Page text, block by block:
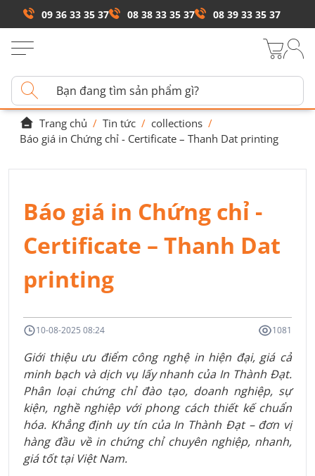
09 36 33 35 37 08 38 33 35 37 08 39 33 35 37
Trang chủ / Tin tức / collections /
Báo giá in Chứng chỉ - Certificate – Thanh Dat printing
Báo giá in Chứng chỉ -
Certificate – Thanh Dat
printing
10-08-2025 08:24 1081
Giới thiệu ưu điểm công nghệ in hiện đại, giá cả
minh bạch và dịch vụ lấy nhanh của In Thành Đạt.
Phân loại chứng chỉ đào tạo, doanh nghiệp, sự
kiện, nghề nghiệp với phong cách thiết kế chuẩn
hóa. Khẳng định uy tín của In Thành Đạt – đơn vị
hàng đầu về in chứng chỉ chuyên nghiệp, nhanh,
giá tốt tại Việt Nam.